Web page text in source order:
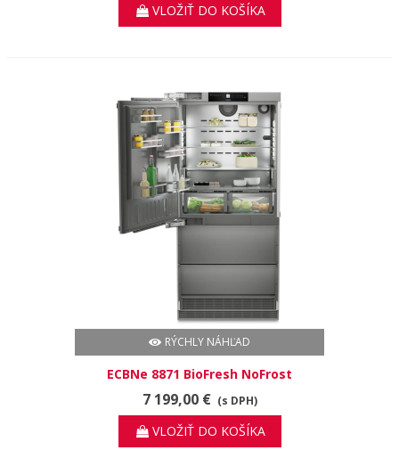
VLOŽIŤ DO KOŠÍKA
RÝCHLY NÁHĽAD
ECBNe 8871 BioFresh NoFrost
7 199,00 € (s DPH)
VLOŽIŤ DO KOŠÍKA